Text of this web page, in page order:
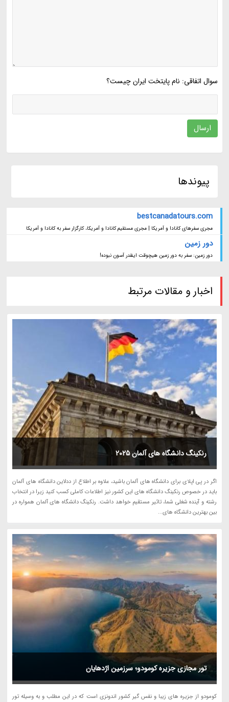
سوال اتفاقی: نام پایتخت ایران چیست؟
ارسال
پیوندها
bestcanadatours.com
مجری سفرهای کانادا و آمریکا | مجری مستقیم کانادا و آمریکا، کارگزار سفر به کانادا و آمریکا
دور زمین
دور زمین: سفر به دور زمین هیچوقت اینقدر آسون نبوده!
اخبار و مقالات مرتبط
رنکینگ دانشگاه های آلمان 2025
اگر در پی اپلای برای دانشگاه های آلمان باشید، علاوه بر اطلاع از ددلاین دانشگاه های آلمان
باید در خصوص رنکینگ دانشگاه های این کشور نیز اطلاعات کاملی کسب کنید زیرا در انتخاب
رشته و آینده شغلی شما، تاثیر مستقیم خواهد داشت. رنکینگ دانشگاه های آلمان همواره در
بین بهترین دانشگاه های...
تور مجازی جزیره کومودو؛ سرزمین اژدهایان
کومودو از جزیره های زیبا و نفس گیر کشور اندونزی است که در این مطلب و به وسیله تور